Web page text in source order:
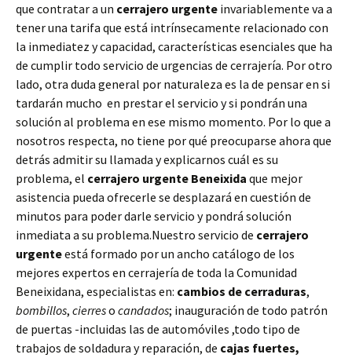
que contratar a un cerrajero urgente invariablemente va a
tener una tarifa que está intrínsecamente relacionado con
la inmediatez y capacidad, características esenciales que ha
de cumplir todo servicio de urgencias de cerrajería. Por otro
lado, otra duda general por naturaleza es la de pensar en si
tardarán mucho en prestar el servicio y si pondrán una
solución al problema en ese mismo momento. Por lo que a
nosotros respecta, no tiene por qué preocuparse ahora que
detrás admitir su llamada y explicarnos cuál es su
problema, el cerrajero urgente Beneixida que mejor
asistencia pueda ofrecerle se desplazará en cuestión de
minutos para poder darle servicio y pondrá solución
inmediata a su problema.Nuestro servicio de cerrajero
urgenteestá formado por un ancho catálogo de los
mejores expertos en cerrajería de toda la Comunidad
Beneixidana, especialistas en: cambios de cerraduras,
bombillos, cierreso candados; inauguración de todo patrón
de puertas -incluidas las de automóviles ,todo tipo de
trabajos de soldadura y reparación, de cajas fuertes,